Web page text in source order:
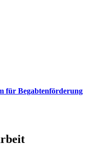
für Begabtenförderung